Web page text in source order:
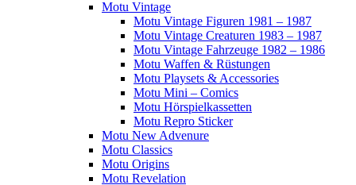
Motu Vintage
Motu Vintage Figuren 1981 – 1987
Motu Vintage Creaturen 1983 – 1987
Motu Vintage Fahrzeuge 1982 – 1986
Motu Waffen & Rüstungen
Motu Playsets & Accessories
Motu Mini – Comics
Motu Hörspielkassetten
Motu Repro Sticker
Motu New Advenure
Motu Classics
Motu Origins
Motu Revelation